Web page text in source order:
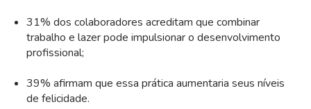
31% dos colaboradores acreditam que combinar
trabalho e lazer pode impulsionar o desenvolvimento
profissional;
39% afirmam que essa prática aumentaria seus níveis
de felicidade.